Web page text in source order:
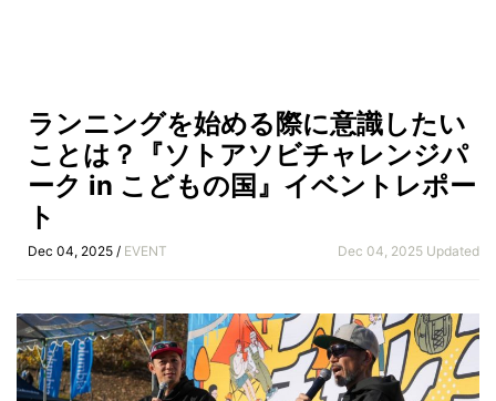
ランニングを始める際に意識したい
ことは？『ソトアソビチャレンジパ
ーク in こどもの国』イベントレポー
ト
Dec 04, 2025 / EVENT Dec 04, 2025 Updated